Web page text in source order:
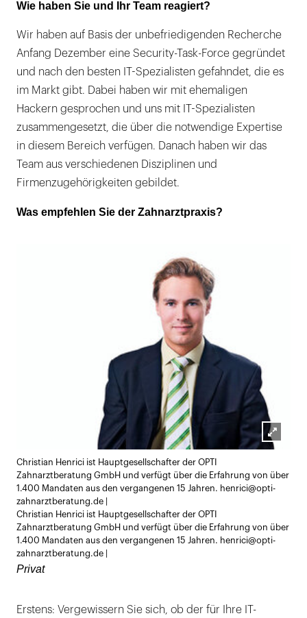
Wie haben Sie und Ihr Team reagiert?
Wir haben auf Basis der unbefriedigenden Recherche
Anfang Dezember eine Security-Task-Force gegründet
und nach den besten IT-Spezialisten gefahndet, die es
im Markt gibt. Dabei haben wir mit ehemaligen
Hackern gesprochen und uns mit IT-Spezialisten
zusammengesetzt, die über die notwendige Expertise
in diesem Bereich verfügen. Danach haben wir das
Team aus verschiedenen Disziplinen und
Firmenzugehörigkeiten gebildet.
Was empfehlen Sie der Zahnarztpraxis?
Christian Henrici ist Hauptgesellschafter der OPTI
Zahnarztberatung GmbH und verfügt über die Erfahrung von über
1.400 Mandaten aus den vergangenen 15 Jahren. henrici@opti-
zahnarztberatung.de |
Christian Henrici ist Hauptgesellschafter der OPTI
Zahnarztberatung GmbH und verfügt über die Erfahrung von über
1.400 Mandaten aus den vergangenen 15 Jahren. henrici@opti-
zahnarztberatung.de |
Privat
Erstens: Vergewissern Sie sich, ob der für Ihre IT-